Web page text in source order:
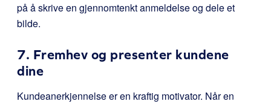
på å skrive en gjennomtenkt anmeldelse og dele et
bilde.
7. Fremhev og presenter kundene
dine
Kundeanerkjennelse er en kraftig motivator. Når en